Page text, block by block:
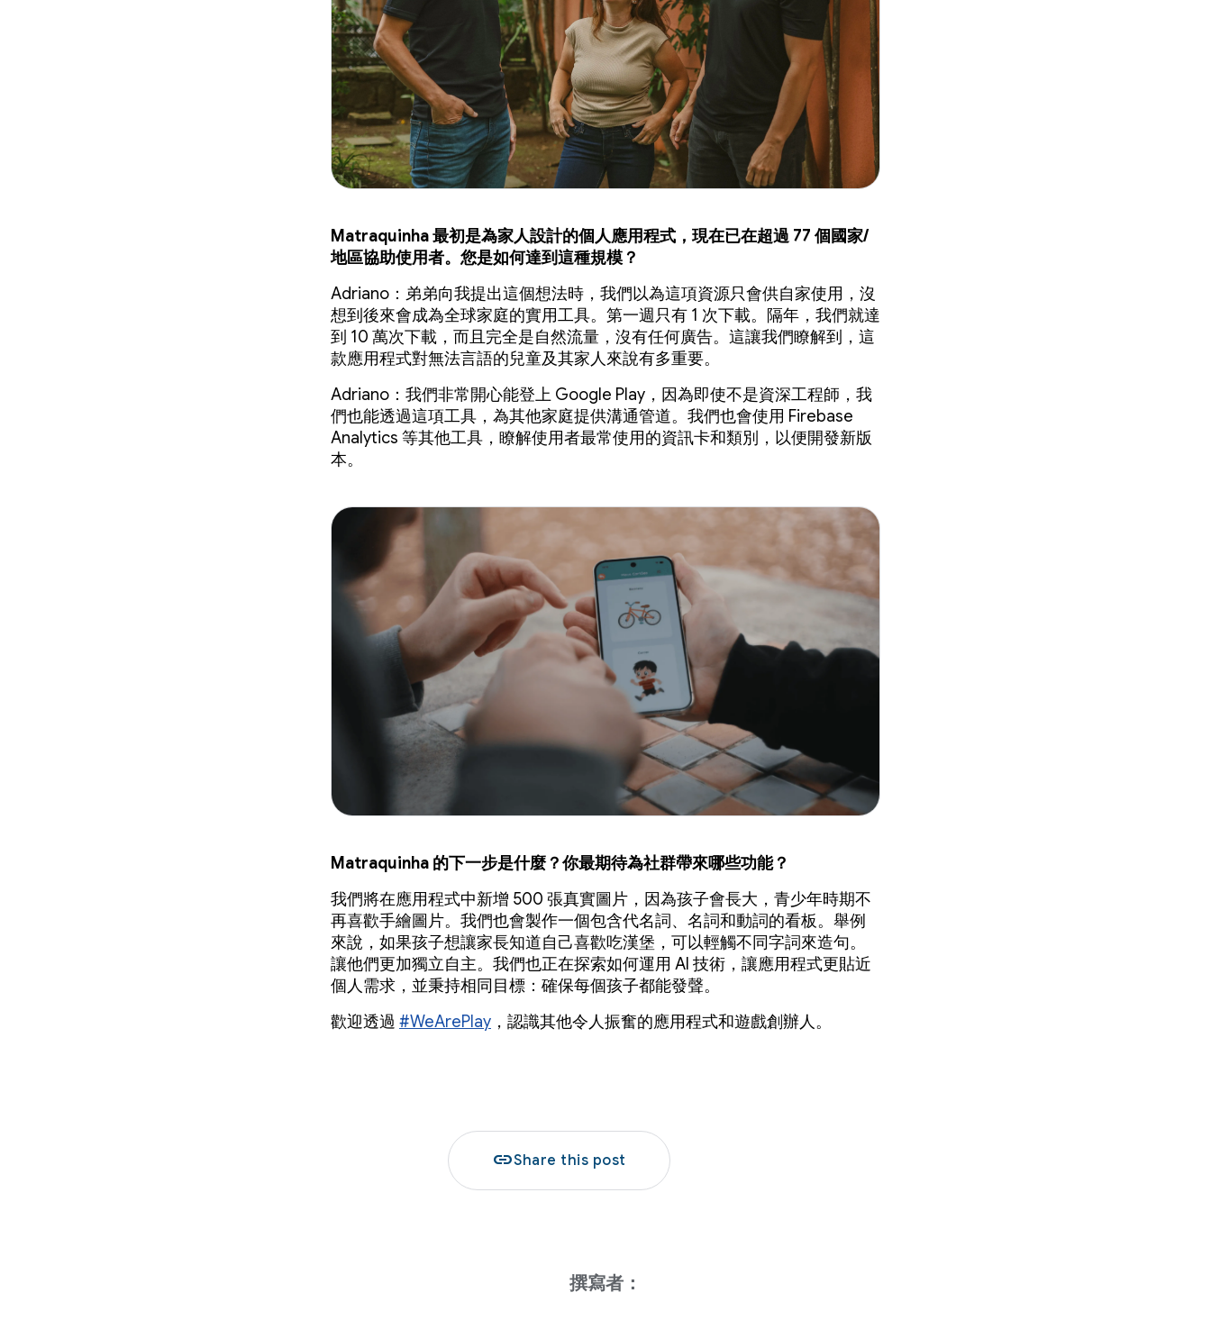
Matraquinha 最初是為家人設計的個人應用程式，現在已在超過 77 個國家/
地區協助使用者。您是如何達到這種規模？
Adriano：弟弟向我提出這個想法時，我們以為這項資源只會供自家使用，沒
想到後來會成為全球家庭的實用工具。第一週只有 1 次下載。隔年，我們就達
到 10 萬次下載，而且完全是自然流量，沒有任何廣告。這讓我們瞭解到，這
款應用程式對無法言語的兒童及其家人來說有多重要。
Adriano：我們非常開心能登上 Google Play，因為即使不是資深工程師，我
們也能透過這項工具，為其他家庭提供溝通管道。我們也會使用 Firebase
Analytics 等其他工具，瞭解使用者最常使用的資訊卡和類別，以便開發新版
本。
Matraquinha 的下一步是什麼？你最期待為社群帶來哪些功能？
我們將在應用程式中新增 500 張真實圖片，因為孩子會長大，青少年時期不
再喜歡手繪圖片。我們也會製作一個包含代名詞、名詞和動詞的看板。舉例
來說，如果孩子想讓家長知道自己喜歡吃漢堡，可以輕觸不同字詞來造句。
讓他們更加獨立自主。我們也正在探索如何運用 AI 技術，讓應用程式更貼近
個人需求，並秉持相同目標：確保每個孩子都能發聲。
歡迎透過 #WeArePlay ，認識其他令人振奮的應用程式和遊戲創辦人。
linkShare this post
撰寫者：